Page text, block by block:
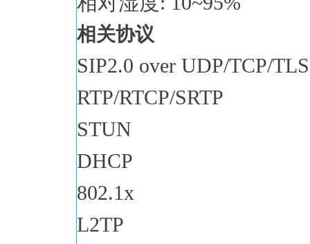
相关协议
SIP2.0 over UDP/TCP/
RTP/RTCP/SRTP
STUN
DHCP
802.1x
L2TP